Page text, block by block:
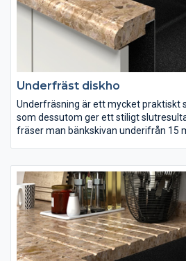
och hålla dess fina glans.
Underfräst diskho
Underfräsning är ett mycket praktiskt
som dessutom ger ett stiligt
fräser man bänkskivan underifrån 15
leder bort all vätsa direkt till hon.